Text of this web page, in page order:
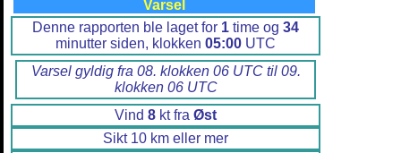
Varsel
Denne rapporten ble laget for 1 time og 34
minutter siden, klokken 05:00 UTC
Varsel gyldig fra 08. klokken 06 UTC til 09.
klokken 06 UTC
Vind 8 kt fra Øst
Sikt 10 km eller mer